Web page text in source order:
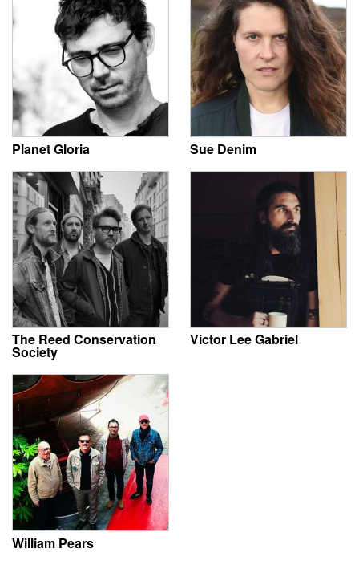
Planet Gloria Sue Denim
The Reed Conservation
Society
Victor Lee Gabriel
William Pears